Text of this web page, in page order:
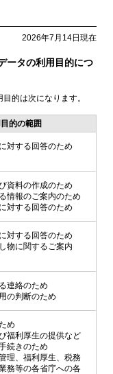
2026年7月14日現在
ータの利用目的につ
的は次になります。
的の範囲
対する回答のため
資料の作成のため
情報のご案内のため
対する回答のため
対する回答のため
物に関するご案内
連絡のため
の判断のため
め
福利厚生の提供など
続きのため
理、福利厚生、税務
務等の各省庁への各